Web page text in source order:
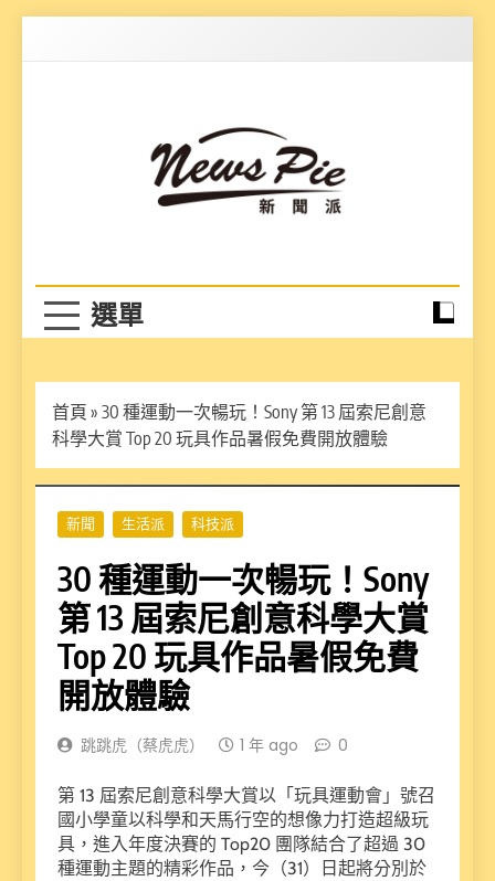
首頁 » 30 種運動一次暢玩！Sony 第 13 屆索尼創意
科學大賞 Top 20 玩具作品暑假免費開放體驗
新聞 生活派 科技派
30 種運動一次暢玩！Sony
第 13 屆索尼創意科學大賞
Top 20 玩具作品暑假免費
開放體驗
跳跳虎（蔡虎虎） 1 年 ago 0
第 13 屆索尼創意科學大賞以「玩具運動會」號召
國小學童以科學和天馬行空的想像力打造超級玩
具，進入年度決賽的 Top20 團隊結合了超過 30
種運動主題的精彩作品，今（31）日起將分別於